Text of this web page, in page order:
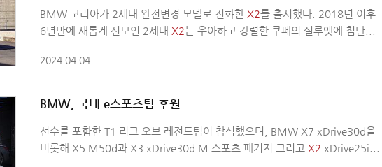
BMW 코리아가 2세대 완전변경 모델로 진화한 X2를 출시했다. 2018년 이후
6년만에 새롭게 선보인 2세대 X2는 우아하고 강렬한 쿠페의 실루엣에 첨단...
2024.04.04
BMW, 국내 e스포츠팀 후원
선수를 포함한 T1 리그 오브 레전드팀이 참석했으며, BMW X7 xDrive30d을
비롯해 X5 M50d과 X3 xDrive30d M 스포츠 패키지 그리고 X2 xDrive25i...